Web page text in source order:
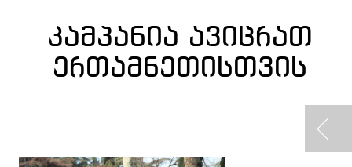
კამპანია ავიცრათ
ერთამნეთისთვის